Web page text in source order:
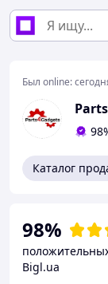
Был online:
Каталог
98%
Bigl.ua